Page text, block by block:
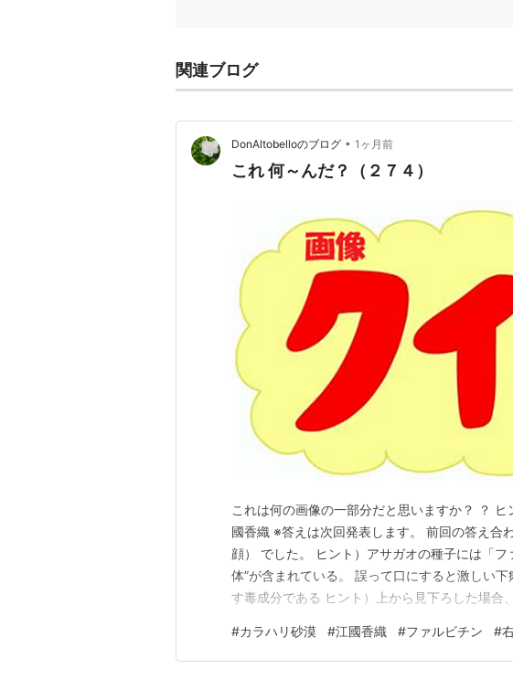
関連ブログ
DonAltobelloのブログ • 1ヶ月前
これ 何～んだ？（２７４）
これは何の画像の一部分だと思いますか？ ？
國香織 ※答えは次回発表します。 前回の答え合
顔） でした。 ヒント）アサガオの種子には「
体”が含まれている。 誤って口にすると激しい
す毒成分である ヒント）上から見下ろした場合
様々あるのも事実
#カラハリ砂漠 #江國香織 #ファルビチン #